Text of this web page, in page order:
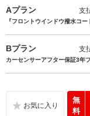
Aプラン 支
『フロントウインドウ撥水コー
Bプラン 支
カーセンサーアフター保証3年
無
料